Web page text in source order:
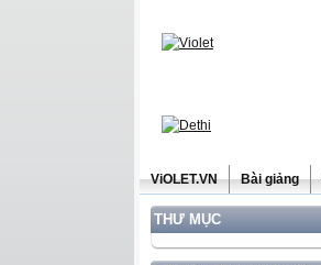
ViOLET.VN Bài giảng
THƯ MỤC